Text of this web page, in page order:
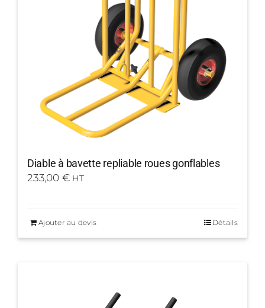
Diable à bavette repliable roues gonflables
233,00 € HT
Ajouter au devis Détails